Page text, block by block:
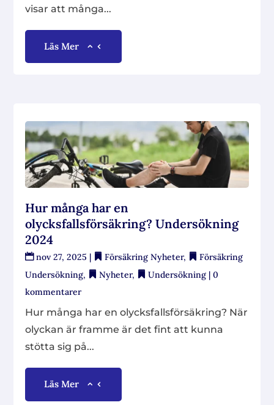
visar att många...
Läs Mer
Hur många har en
olycksfallsförsäkring? Undersökning
2024
nov 27, 2025 | Försäkring Nyheter,
Försäkring
Undersökning, Nyheter, Undersökning | 0
kommentarer
Hur många har en olycksfallsförsäkring? När
olyckan är framme är det fint att kunna
stötta sig på...
Läs Mer